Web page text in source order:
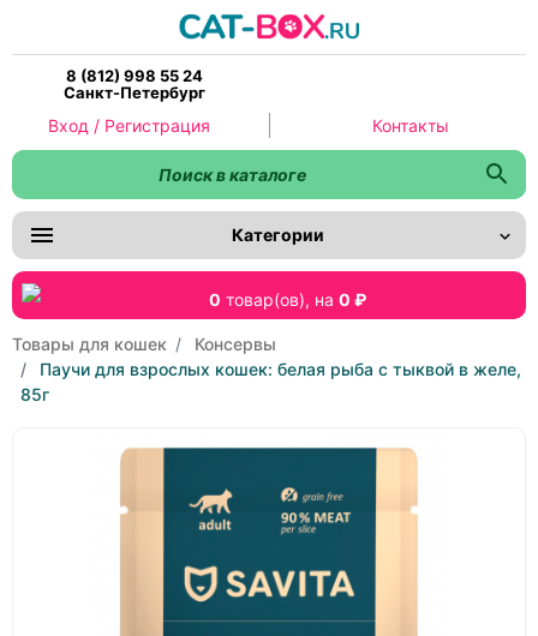
8 (812) 998 55 24
Санкт-Петербург
0 товар(ов), на 0 ₽
Категории
Вход / Регистрация Контакты
Товары для кошек
Консервы
Паучи для взрослых кошек: белая рыба с тыквой в желе,
85г